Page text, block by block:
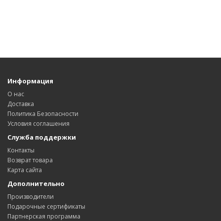
Информация
О нас
Доставка
Политика Безопасности
Условия соглашения
Служба поддержки
Контакты
Возврат товара
Карта сайта
Дополнительно
Производители
Подарочные сертификаты
Партнерская программа